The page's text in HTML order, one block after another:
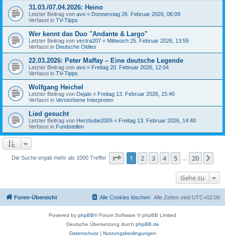
31.03./07.04.2026: Heino
Letzter Beitrag von avo « Donnerstag 26. Februar 2026, 06:09
Verfasst in TV-Tipps
Wer kennt das Duo "Andante & Largo"
Letzter Beitrag von vectra207 « Mittwoch 25. Februar 2026, 13:55
Verfasst in Deutsche Oldies
22.03.2026: Peter Maffay – Eine deutsche Legende
Letzter Beitrag von avo « Freitag 20. Februar 2026, 12:04
Verfasst in TV-Tipps
Wolfgang Heichel
Letzter Beitrag von Dejalo « Freitag 13. Februar 2026, 15:40
Verfasst in Verstorbene Interpreten
Lied gesucht
Letzter Beitrag von Herzbube2005 « Freitag 13. Februar 2026, 14:40
Verfasst in Fundstellen
Die Suche ergab mehr als 1000 Treffer Seite 1von 20
1 2 3 4 5 20
Gehe zu
Foren-Übersicht Alle Zeiten sind UTC+02:00
Alle Cookies löschen
Powered by phpBB® Forum Software © phpBB Limited
Deutsche Übersetzung durch phpBB.de
Datenschutz| Nutzungsbedingungen